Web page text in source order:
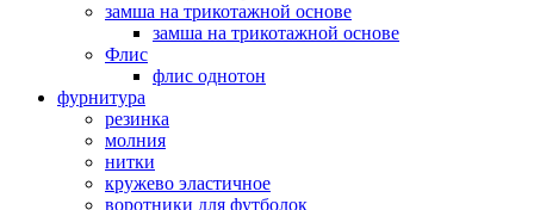
замша на трикотажной основе
замша на трикотажной основе
Флис
флис однотон
фурнитура
резинка
молния
нитки
кружево эластичное
воротники для футболок